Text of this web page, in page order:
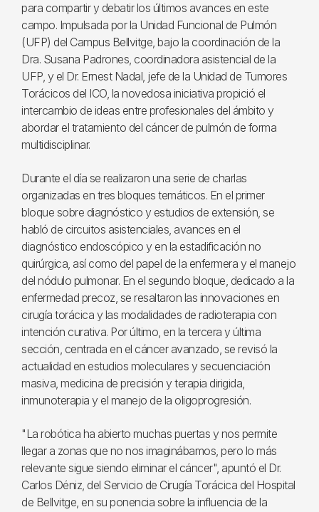
para compartir y debatir los últimos avances en este
campo. Impulsada por la Unidad Funcional de Pulmón
(UFP) del Campus Bellvitge, bajo la coordinación de la
Dra. Susana Padrones, coordinadora asistencial de la
UFP, y el Dr. Ernest Nadal, jefe de la Unidad de Tumores
Torácicos del ICO, la novedosa iniciativa propició el
intercambio de ideas entre profesionales del ámbito y
abordar el tratamiento del cáncer de pulmón de forma
multidisciplinar.
Durante el día se realizaron una serie de charlas
organizadas en tres bloques temáticos. En el primer
bloque sobre diagnóstico y estudios de extensión, se
habló de circuitos asistenciales, avances en el
diagnóstico endoscópico y en la estadificación no
quirúrgica, así como del papel de la enfermera y el manejo
del nódulo pulmonar. En el segundo bloque, dedicado a la
enfermedad precoz, se resaltaron las innovaciones en
cirugía torácica y las modalidades de radioterapia con
intención curativa. Por último, en la tercera y última
sección, centrada en el cáncer avanzado, se revisó la
actualidad en estudios moleculares y secuenciación
masiva, medicina de precisión y terapia dirigida,
inmunoterapia y el manejo de la oligoprogresión.
"La robótica ha abierto muchas puertas y nos permite
llegar a zonas que no nos imaginábamos, pero lo más
relevante sigue siendo eliminar el cáncer", apuntó el Dr.
Carlos Déniz, del Servicio de Cirugía Torácica del Hospital
de Bellvitge, en su ponencia sobre la influencia de la